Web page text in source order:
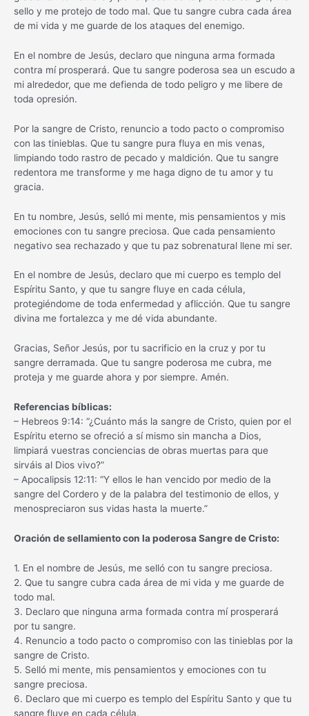
sello y me protejo de todo mal. Que tu sangre cubra cada área
de mi vida y me guarde de los ataques del enemigo.
En el nombre de Jesús, declaro que ninguna arma formada
contra mí prosperará. Que tu sangre poderosa sea un escudo a
mi alrededor, que me defienda de todo peligro y me libere de
toda opresión.
Por la sangre de Cristo, renuncio a todo pacto o compromiso
con las tinieblas. Que tu sangre pura fluya en mis venas,
limpiando todo rastro de pecado y maldición. Que tu sangre
redentora me transforme y me haga digno de tu amor y tu
gracia.
En tu nombre, Jesús, selló mi mente, mis pensamientos y mis
emociones con tu sangre preciosa. Que cada pensamiento
negativo sea rechazado y que tu paz sobrenatural llene mi ser.
En el nombre de Jesús, declaro que mi cuerpo es templo del
Espíritu Santo, y que tu sangre fluye en cada célula,
protegiéndome de toda enfermedad y aflicción. Que tu sangre
divina me fortalezca y me dé vida abundante.
Gracias, Señor Jesús, por tu sacrificio en la cruz y por tu
sangre derramada. Que tu sangre poderosa me cubra, me
proteja y me guarde ahora y por siempre. Amén.
Referencias bíblicas:
– Hebreos 9:14: “¿Cuánto más la sangre de Cristo, quien por el
Espíritu eterno se ofreció a sí mismo sin mancha a Dios,
limpiará vuestras conciencias de obras muertas para que
sirváis al Dios vivo?”
– Apocalipsis 12:11: “Y ellos le han vencido por medio de la
sangre del Cordero y de la palabra del testimonio de ellos, y
menospreciaron sus vidas hasta la muerte.”
Oración de sellamiento con la poderosa Sangre de Cristo:
1. En el nombre de Jesús, me selló con tu sangre preciosa.
2. Que tu sangre cubra cada área de mi vida y me guarde de
todo mal.
3. Declaro que ninguna arma formada contra mí prosperará
por tu sangre.
4. Renuncio a todo pacto o compromiso con las tinieblas por la
sangre de Cristo.
5. Selló mi mente, mis pensamientos y emociones con tu
sangre preciosa.
6. Declaro que mi cuerpo es templo del Espíritu Santo y que tu
sangre fluye en cada célula.